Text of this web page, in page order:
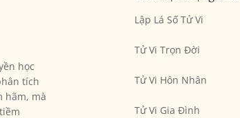
học
tích
hãm, mà
Lập Lá Số Tử Vi
Tử Vi Trọn Đời
Tử Vi Hôn Nhân
Tử Vi Gia Đình